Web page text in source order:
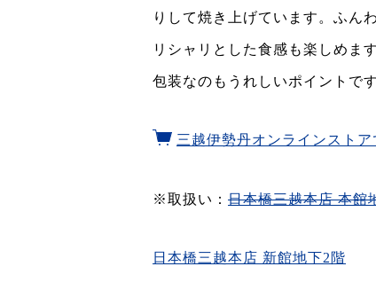
りして焼き上げています。ふん
リシャリとした食感も楽しめま
包装なのもうれしいポイントです
三越伊勢丹オンラインストア
※取扱い： 日本橋三越本店 本館
日本橋三越本店 新館地下2階